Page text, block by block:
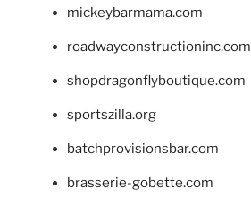
mickeybarmama.com
roadwayconstructioninc.com
shopdragonflyboutique.com
sportszilla.org
batchprovisionsbar.com
brasserie-gobette.com